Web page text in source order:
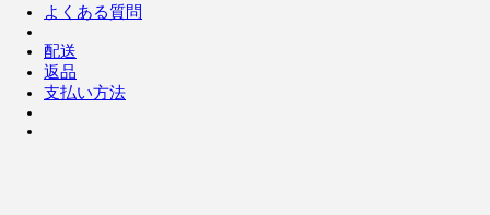
よくある質問
配送
返品
支払い方法